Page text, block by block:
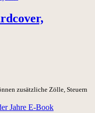
zusätzliche Zölle, Steuern